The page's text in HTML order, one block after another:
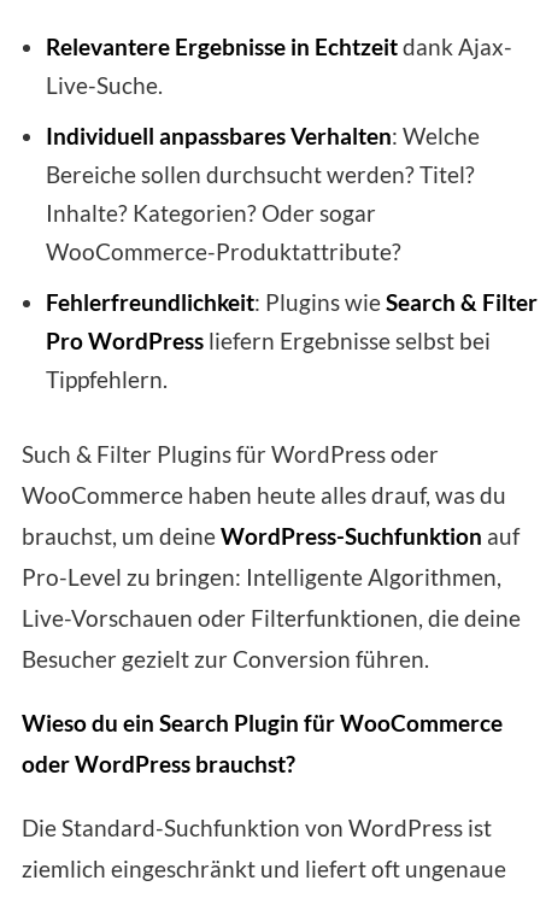
Relevantere Ergebnisse in Echtzeitdank Ajax-
Live-Suche.
Individuell anpassbares Verhalten: Welche
Bereiche sollen durchsucht werden? Titel?
Inhalte? Kategorien? Oder sogar
WooCommerce-Produktattribute?
Fehlerfreundlichkeit: Plugins wieSearch & Filter
Pro WordPress liefern Ergebnisse selbst bei
Tippfehlern.
Such & Filter Plugins für WordPress oder
WooCommerce haben heute alles drauf, was du
brauchst, um deineWordPress-Suchfunktion auf
Pro-Level zu bringen: Intelligente Algorithmen,
Live-Vorschauen oder Filterfunktionen, die deine
Besucher gezielt zur Conversion führen.
Wieso du ein Search Plugin für WooCommerce
oder WordPress brauchst?
Die Standard-Suchfunktion von WordPress ist
ziemlich eingeschränkt und liefert oft ungenaue